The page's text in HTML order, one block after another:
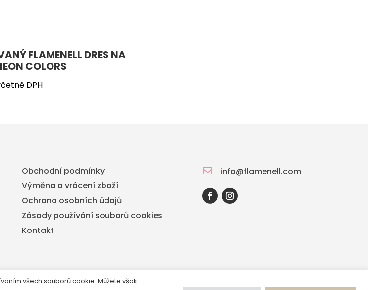
FLAMENELL DRES NA
COLORS
DPH
Obchodní podmínky
Výměna a vrácení zboží
Ochrana osobních údajů
Zásady používání souborů cookies
Kontakt
 info@flamenell.com
všech souborů cookie. Můžete však